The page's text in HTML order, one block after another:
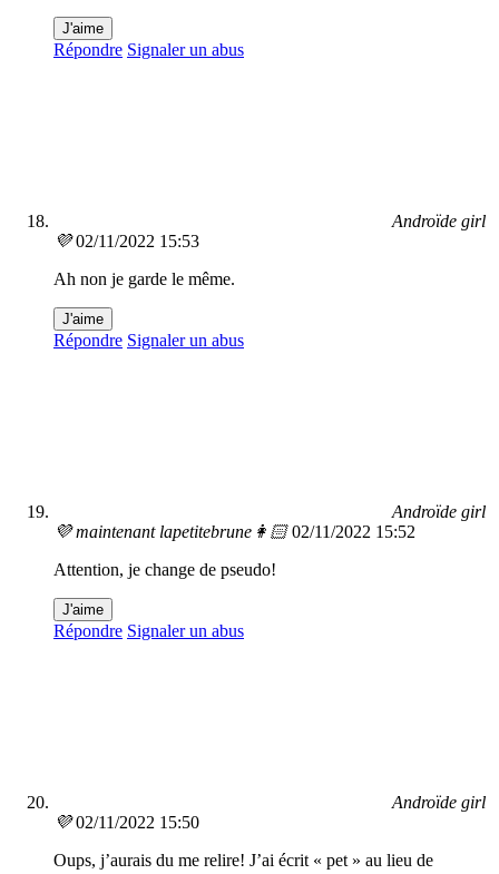
J'aime
Répondre Signaler un abus
Androïde girl
💜 02/11/2022 15:53
Ah non je garde le même.
J'aime
Répondre Signaler un abus
Androïde girl
💜 maintenant lapetitebrune👩🏻 02/11/2022 15:52
Attention, je change de pseudo!
J'aime
Répondre Signaler un abus
Androïde girl
💜 02/11/2022 15:50
Oups, j’aurais du me relire! J’ai écrit « pet » au lieu de